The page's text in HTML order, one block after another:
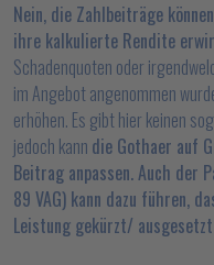
Nein, die Zahlbeiträge
ihre kalkulierte Rendite
Schadenquoten oder
im Angebot angenommen
erhöhen. Es gibt hier keinen
jedoch kann die Gothaer auf
Beitrag anpassen. Auch der
89 VAG) kann dazu führen,
Leistung gekürzt/